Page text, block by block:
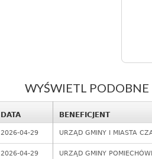
WYŚWIETL PODOBNE
DATA BENEFICJENT
2026-04-29 URZĄD GMINY I MIASTA
2026-04-29 URZĄD GMINY